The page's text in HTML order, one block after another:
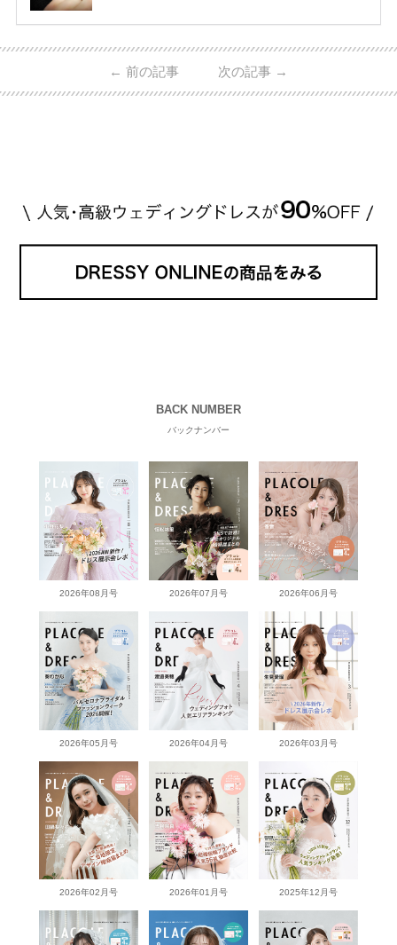
高品質の宝石を扱っています。 至高のデザインと品
ん・魔裟斗さんの婚約指輪 魔裟斗さんが矢沢さんに
贈られた指輪は1カラットのものです。 ショーメの価
← 前の記事 次の記事 →
BACK NUMBER
バックナンバー
2026年08月号 2026年07月号 2026年06月号
2026年05月号 2026年04月号 2026年03月号
2026年02月号 2026年01月号 2025年12月号